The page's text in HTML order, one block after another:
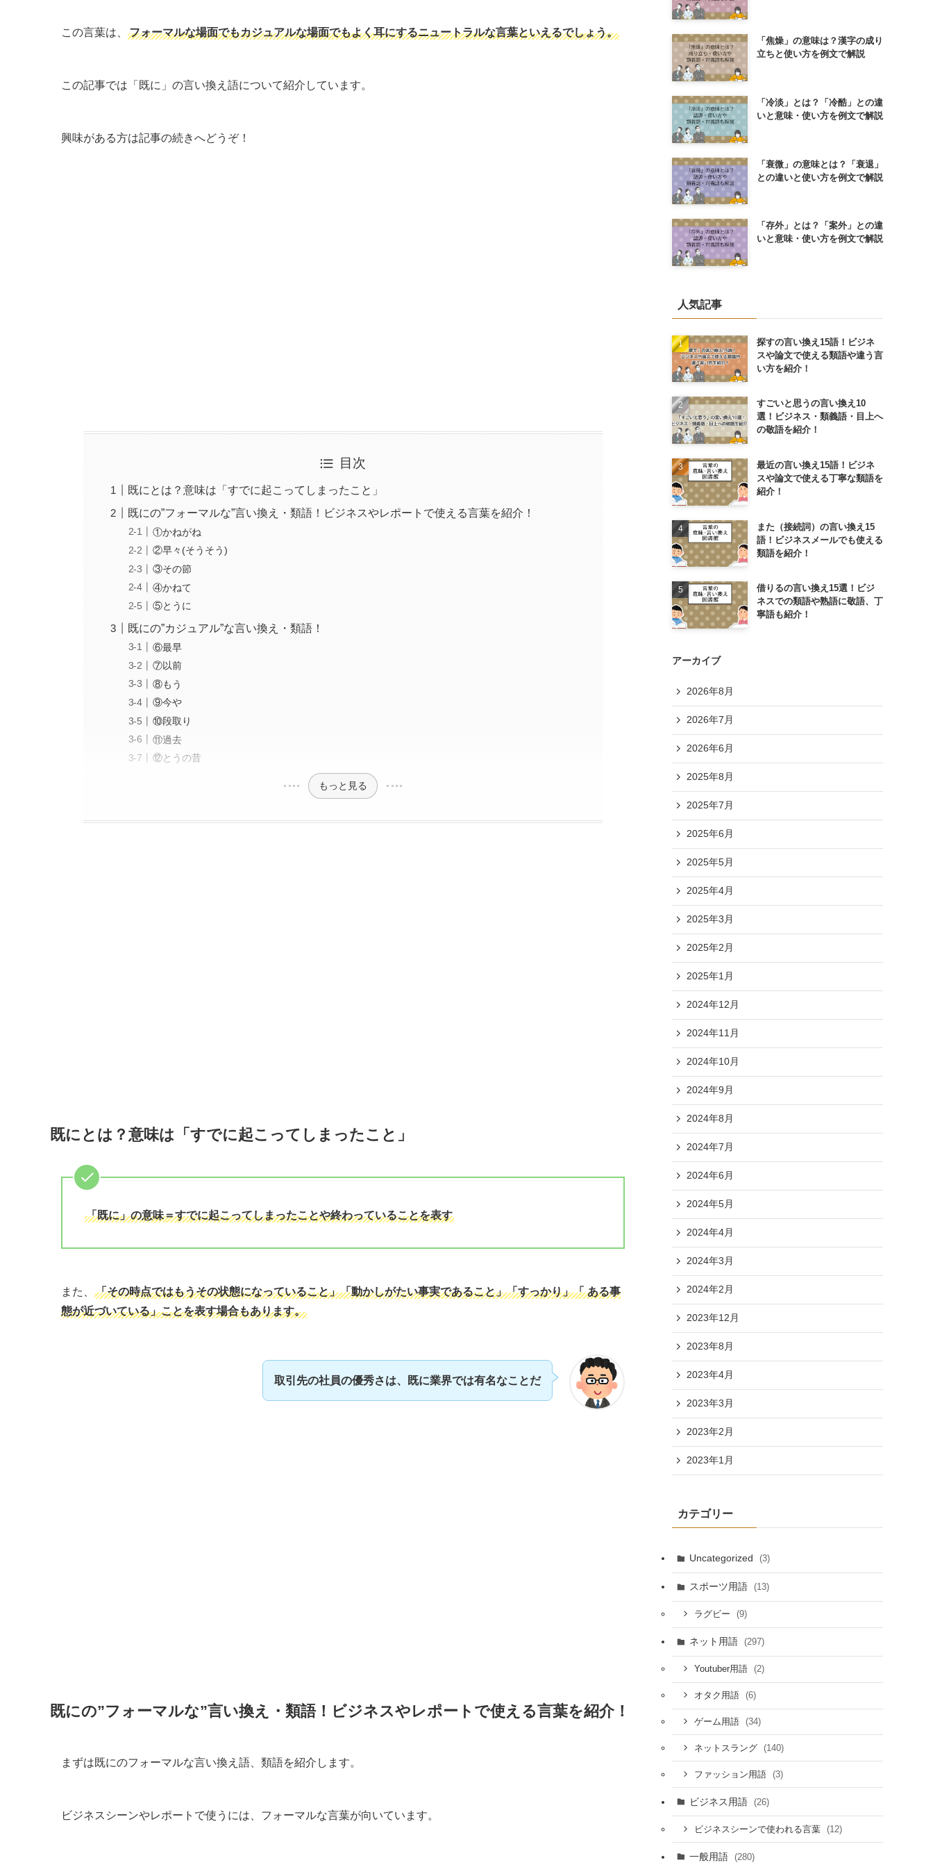
この言葉は、 フォーマルな場面でもカジュアルな場面でもよく耳にするニュートラルな言葉といえるでしょう。
この記事では「既に」の言い換え語について紹介しています。
興味がある方は記事の続きへどうぞ！
目次
既にとは？意味は「すでに起こってしまったこと」
既にの”フォーマルな”言い換え・類語！ビジネスやレポートで使える言葉を紹介！
①かねがね
②早々(そうそう)
③その節
④かねて
⑤とうに
既にの”カジュアル”な言い換え・類語！
⑥最早
⑦以前
⑧もう
⑨今や
⑩段取り
⑪過去
⑫とうの昔
もっと見る
既にとは？意味は「すでに起こってしまったこと」
「既に」の意味＝すでに起こってしまったことや終わっていることを表す
また、
「その時点ではもうその状態になっていること」「動かしがたい事実であること」「すっかり」「 ある事
態が近づいている」ことを表す場合もあります。
取引先の社員の優秀さは、既に業界では有名なことだ
既にの”フォーマルな”言い換え・類語！ビジネスやレポートで使える言葉を紹介！
まずは既にのフォーマルな言い換え語、類語を紹介します。
ビジネスシーンやレポートで使うには、フォーマルな言葉が向いています。
「焦燥」の意味は？漢字の成り
立ちと使い方を例文で解説
「冷淡」とは？「冷酷」との違
いと意味・使い方を例文で解説
「衰微」の意味とは？「衰退」
との違いと使い方を例文で解説
「存外」とは？「案外」との違
いと意味・使い方を例文で解説
人気記事
探すの言い換え15語！ビジネ
スや論文で使える類語や違う言
い方を紹介！
すごいと思うの言い換え10
選！ビジネス・類義語・目上へ
の敬語を紹介！
最近の言い換え15語！ビジネ
スや論文で使える丁寧な類語を
紹介！
また（接続詞）の言い換え15
語！ビジネスメールでも使える
類語を紹介！
借りるの言い換え15選！ビジ
ネスでの類語や熟語に敬語、丁
寧語も紹介！
アーカイブ
2026年8月
2026年7月
2026年6月
2025年8月
2025年7月
2025年6月
2025年5月
2025年4月
2025年3月
2025年2月
2025年1月
2024年12月
2024年11月
2024年10月
2024年9月
2024年8月
2024年7月
2024年6月
2024年5月
2024年4月
2024年3月
2024年2月
2023年12月
2023年8月
2023年4月
2023年3月
2023年2月
2023年1月
カテゴリー
Uncategorized (3)
スポーツ用語 (13)
ラグビー (9)
ネット用語 (297)
Youtuber用語 (2)
オタク用語 (6)
ゲーム用語 (34)
ネットスラング (140)
ファッション用語 (3)
ビジネス用語 (26)
ビジネスシーンで使われる言葉 (12)
一般用語 (280)